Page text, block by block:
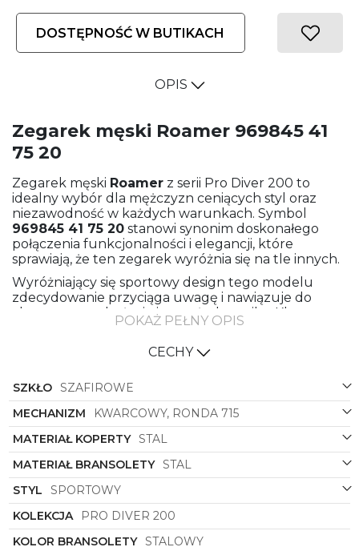
DOSTĘPNOŚĆ W BUTIKACH
OPIS
Zegarek męski Roamer 969845 41
75 20
Zegarek męski Roamer z serii Pro Diver 200 to
idealny wybór dla mężczyzn ceniących styl oraz
niezawodność w każdych warunkach. Symbol
969845 41 75 20 stanowi synonim doskonałego
połączenia funkcjonalności i elegancji, które
sprawiają, że ten zegarek wyróżnia się na tle innych.
Wyróżniający się sportowy design tego modelu
zdecydowanie przyciąga uwagę i nawiązuje do
aktywnego stylu życia jego użytkownika. Klasyczny,
okrągły kształt koperty wykonanej ze stali
doskonale komponuje się z atutowym
zestawieniem kolorystycznym - połączeniem
niezwykłego charakteru.
Stalowa bransoleta i koperta to gwarancja trwałości i
solidności. Materiały te są nie tylko odporne na
działanie czasu, ale także nadają zegarkowi
wyjątkowego blasku i elegancji. Klasyczne
połączenie koloru stalowego z odcieniami zieleni
sprawia, że zegarek jest uniwersalny i pasuje
zarówno do codziennych stylizacji, jak i bardziej
formalnych okazji.
Zielona tarcza z subtelnymi elementami w kolorze
POKAŻ PEŁNY OPIS
CECHY
SZKŁO SZAFIROWE
MECHANIZM
KWARCOWY, RONDA 715
MATERIAŁ KOPERTY STAL
MATERIAŁ BRANSOLETY STAL
STYL
SPORTOWY
KOLEKCJA
PRO DIVER 200
KOLOR BRANSOLETY STALOWY